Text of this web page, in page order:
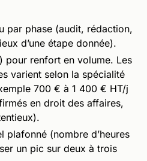
par phase (audit, rédaction,
d’une étape donnée).
pour renfort en volume. Les
varient selon la spécialité
700 € à 1 400 € HT/j
en droit des affaires,
plafonné (nombre d’heures
un pic sur deux à trois